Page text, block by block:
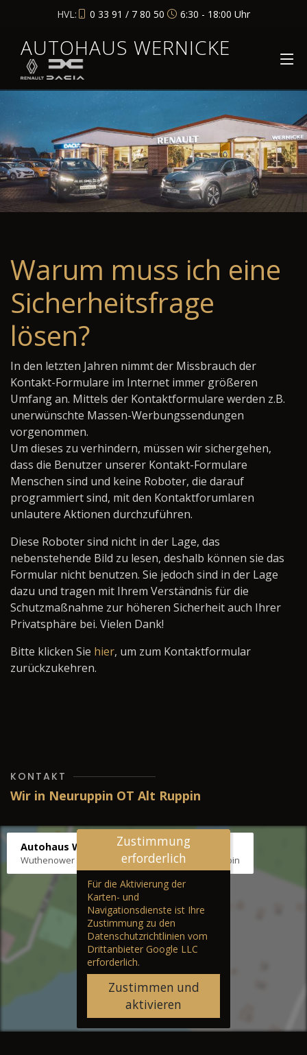
HVL: 0 33 91 / 7 80 50 6:30 - 18:00 Uhr
AUTOHAUS WERNICKE
Warum muss ich eine
Sicherheitsfrage
lösen?
In den letzten Jahren nimmt der Missbrauch der
Kontakt-Formulare im Internet immer größeren
Umfang an. Mittels der Kontaktformulare werden z.B.
unerwünschte Massen-Werbungssendungen
vorgenommen.
Um dieses zu verhindern, müssen wir sichergehen,
dass die Benutzer unserer Kontakt-Formulare
Menschen sind und keine Roboter, die darauf
programmiert sind, mit den Kontaktforumlaren
unlautere Aktionen durchzuführen.
Diese Roboter sind nicht in der Lage, das
nebenstehende Bild zu lesen, deshalb können sie das
Formular nicht benutzen. Sie jedoch sind in der Lage
dazu und tragen mit Ihrem Verständnis für die
Schutzmaßnahme zur höheren Sicherheit auch Ihrer
Privatsphäre bei. Vielen Dank!
Bitte klicken Sie hier, um zum Kontaktformular
zurückzukehren.
KONTAKT
Wir in Neuruppin OT Alt Ruppin
Autohaus Wernicke
Wuthenower Str. 12b, 16827 Neuruppin OT Alt Ruppin
Zustimmung
erforderlich
Für die Aktivierung der
Karten- und
Navigationsdienste ist Ihre
Zustimmung zu den
Datenschutzrichtlinien vom
Drittanbieter Google LLC
erforderlich.
Zustimmen und
aktivieren